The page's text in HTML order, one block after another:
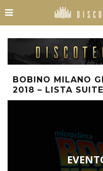
BOBINO MILANO
2018 – LISTA SUITE